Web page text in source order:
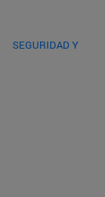
SEGURIDAD Y